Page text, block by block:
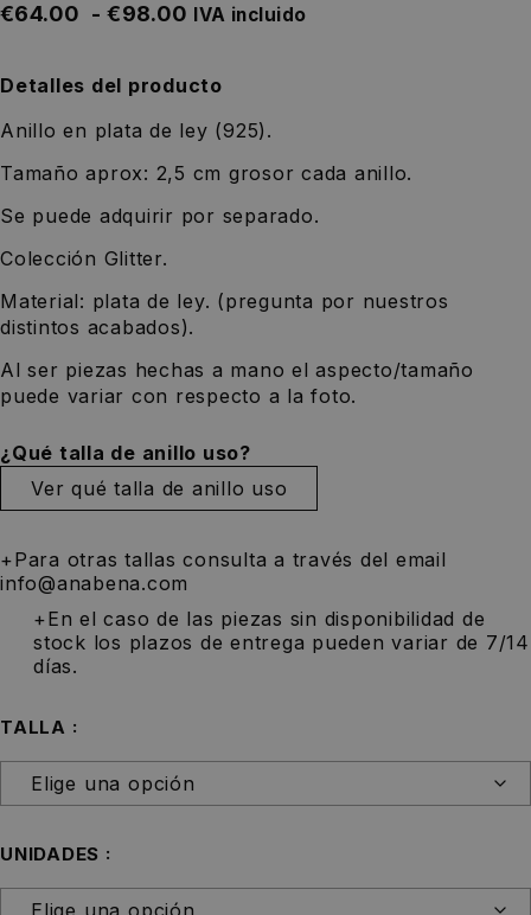
Detalles del producto
Anillo en plata de ley (925).
Tamaño aprox: 2,5 cm grosor cada anillo.
Se puede adquirir por separado.
Colección Glitter.
Material: plata de ley. (pregunta por nuestros
distintos acabados).
Al ser piezas hechas a mano el aspecto/tamaño
puede variar con respecto a la foto.
¿Qué talla de anillo uso?
Ver qué talla de anillo uso
+Para otras tallas consulta a través del email
info@anabena.com
+En el caso de las piezas sin disponibilidad de
stock los plazos de entrega pueden variar de 7/14
días.
€64.00 - €98.00 IVA incluido
TALLA
UNIDADES